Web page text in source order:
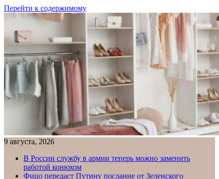
Перейти к содержимому
9 августа, 2026
В России службу в армии теперь можно заменить
работой конюхом
Фицо передаст Путину послание от Зеленского